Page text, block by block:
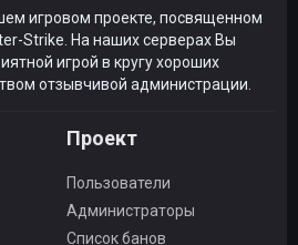
игровом проекте, посвященном
Strike. На наших серверах Вы
игрой в кругу хороших
отзывчивой администрации.
Проект
Пользователи
Администраторы
Список банов